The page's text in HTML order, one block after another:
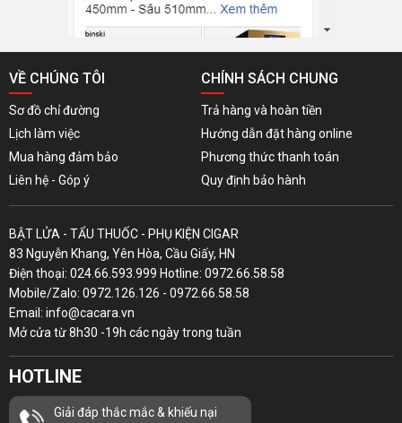
VỀ CHÚNG TÔI
Sơ đồ chỉ đường
Lịch làm việc
Mua hàng đảm bảo
Liên hệ - Góp ý
CHÍNH SÁCH CHUNG
Trả hàng và hoàn tiền
Hướng dẫn đặt hàng online
Phương thức thanh toán
Quy định bảo hành
BẬT LỬA - TẨU THUỐC - PHỤ KIỆN CIGAR
83 Nguyễn Khang, Yên Hòa, Cầu Giấy, HN
Điện thoại: 024.66.593.999 Hotline: 0972.66.58.58
Mobile/Zalo: 0972.126.126 - 0972.66.58.58
Email: info@cacara.vn
Mở cửa từ 8h30 -19h các ngày trong tuần
HOTLINE
Giải đáp thắc mắc & khiếu nại